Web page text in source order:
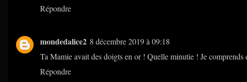
Répondre
mondedalice2 8 décembre 2019 à 09:18
Ta Mamie avait des doigts en or ! Quelle minutie ! Je
Répondre